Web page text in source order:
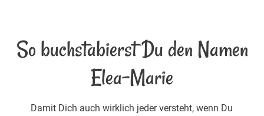
So buchstabierst Du den Namen
Elea-Marie
Damit Dich auch wirklich jeder versteht, wenn Du